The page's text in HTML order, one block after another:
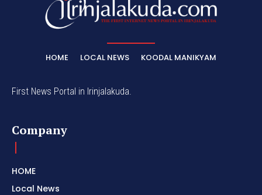
HOME LOCAL NEWS KOODAL MANIKYAM
First News Portal in Irinjalakuda.
Company
HOME
Local News